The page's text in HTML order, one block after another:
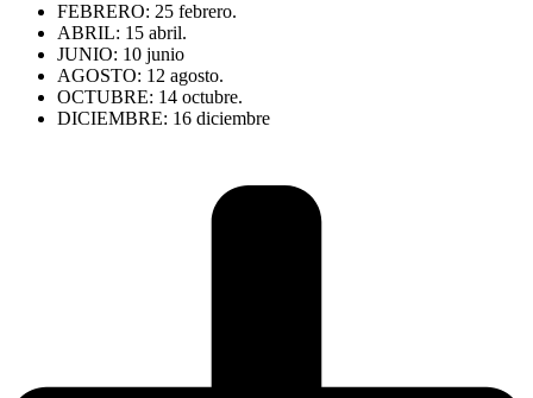
FEBRERO: 25 febrero.
ABRIL: 15 abril.
JUNIO: 10 junio
AGOSTO: 12 agosto.
OCTUBRE: 14 octubre.
DICIEMBRE: 16 diciembre